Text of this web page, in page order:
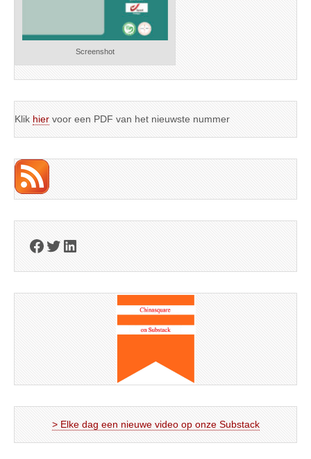
Screenshot
Klik hier voor een PDF van het nieuwste nummer
Facebook
Twitter
LinkedIn
> Elke dag een nieuwe video op onze Substack